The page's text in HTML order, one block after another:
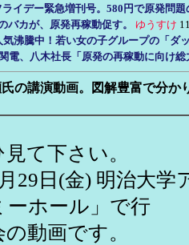
イデー緊急増刊号。580円で原発問
バカが、原発再稼動促す。
ゆうすけ
沸騰中！若い女の子グループの「ダ
関電、八木社長「原発の再稼動に向け
の講演動画。図解豊富で分か
て下さい。
29日(金) 明治大学
ーホール」で行
動画です。